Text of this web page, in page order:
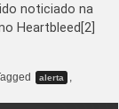
noticiado na
Heartbleed[2]
alerta